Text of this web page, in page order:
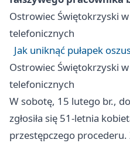
Ostrowiec Świętokrzyski
telefonicznych
Jak uniknąć pułapek
Ostrowiec Świętokrzyski
telefonicznych
W sobotę, 15 lutego br.,
zgłosiła się 51-letnia
przestępczego